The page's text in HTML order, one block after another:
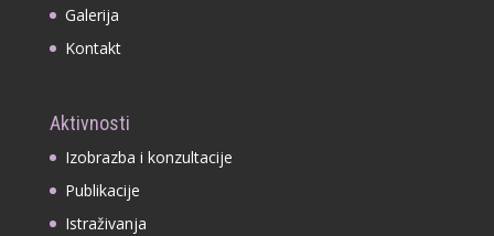
Galerija
Kontakt
Aktivnosti
Izobrazba i konzultacije
Publikacije
Istraživanja